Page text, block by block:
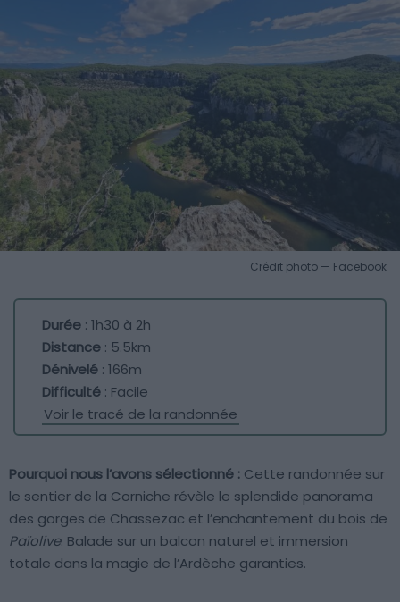
Crédit photo — Facebook
Durée : 1h30 à 2h
Distance : 5.5km
Dénivelé : 166m
Difficulté : Facile
Voir le tracé de la randonnée
Pourquoi nous l’avons sélectionné : Cette randonnée sur
le sentier de la Corniche révèle le splendide panorama
des gorges de Chassezac et l’enchantement du bois de
Païolive. Balade sur un balcon naturel et immersion
totale dans la magie de l’Ardèche garanties.